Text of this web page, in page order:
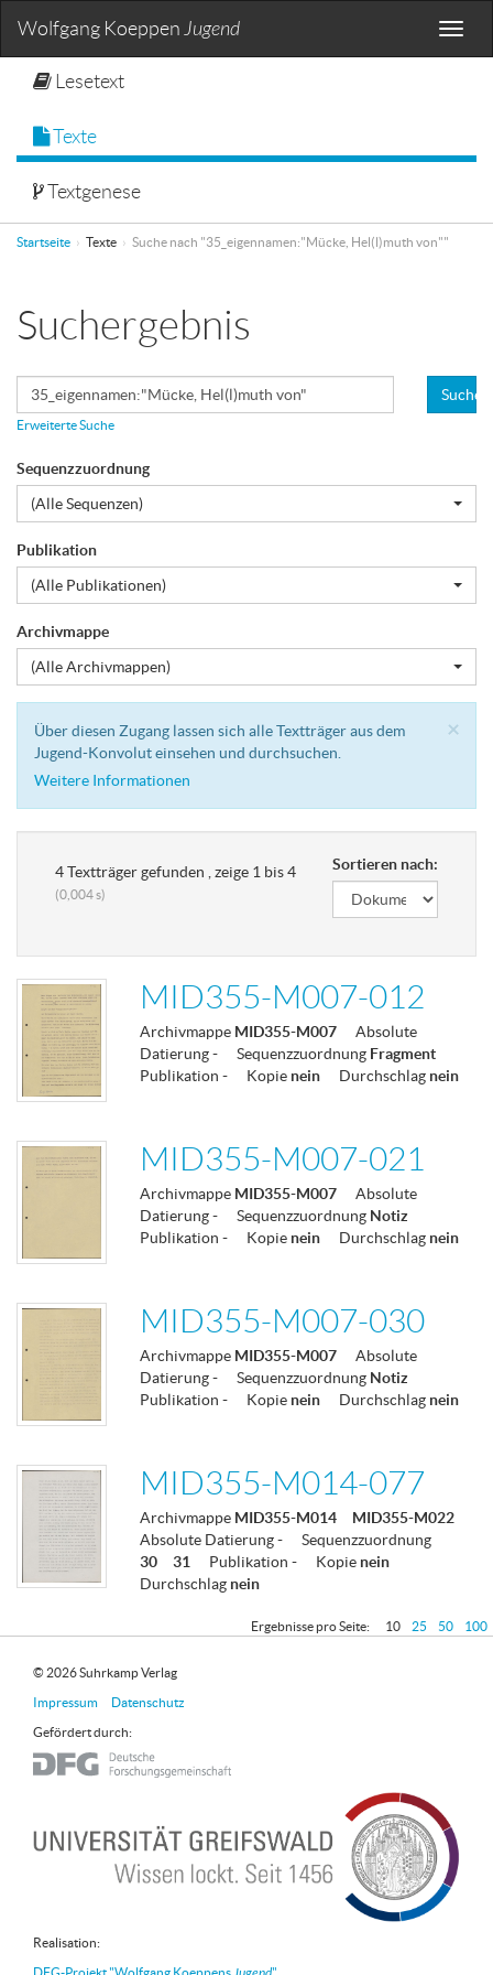
Toggle
Wolfgang Koeppen Jugend
Lesetext
Texte
Textgenese
Startseite Texte Suche nach "35_eigennamen:"Mücke, Hel(l)muth von""
Suchergebnis
Suchen
Erweiterte Suche
Sequenzzuordnung
(Alle Sequenzen)
Publikation
(Alle Publikationen)
Archivmappe
(Alle Archivmappen)
×
Über diesen Zugang lassen sich alle Textträger aus dem
Jugend-Konvolut einsehen und durchsuchen.
Weitere Informationen
4 Textträger gefunden , zeige 1 bis 4
(0,004 s)
Sortieren nach:
MID355-M007-012
Archivmappe MID355-M007
Absolute
Datierung- Sequenzzuordnung Fragment
Publikation - Kopie nein Durchschlag nein
MID355-M007-021
Archivmappe MID355-M007
Absolute
Datierung- Sequenzzuordnung Notiz
Publikation - Kopie nein Durchschlag nein
MID355-M007-030
Archivmappe MID355-M007
Absolute
Datierung- Sequenzzuordnung Notiz
Publikation - Kopie nein Durchschlag nein
MID355-M014-077
Archivmappe MID355-M014
MID355-M022
Absolute Datierung-
Sequenzzuordnung
30
31 Publikation - Kopie nein
Durchschlag nein
Ergebnisse pro Seite: 10 25 50 100
© 2026 Suhrkamp Verlag
Impressum Datenschutz
Gefördert durch:
Realisation: